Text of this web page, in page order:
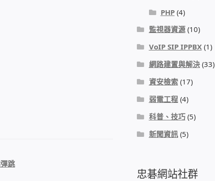
跳
PHP(4)
監視器資源(10)
VoIP SIP IPPBX(1)
網路建置與解決(33)
資安檢索(17)
弱電工程(4)
科普、技巧(5)
新聞資訊(5)
忠碁網站社群